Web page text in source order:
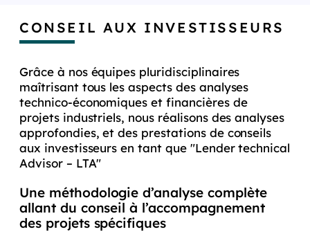
CONSEIL AUX INVESTISSEURS
Grâce à nos équipes pluridisciplinaires
maîtrisant tous les aspects des analyses
technico-économiques et financières de
projets industriels, nous réalisons des analyses
approfondies, et des prestations de conseils
aux investisseurs en tant que "Lender technical
Advisor – LTA"
Une méthodologie d’analyse complète
allant du conseil à l’accompagnement
des projets spécifiques